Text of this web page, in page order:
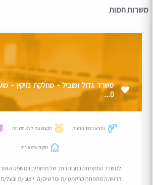
משרות חמות
משרד גדול ומוביל - מחלקת נזיקין -
0...
נמצא בחוד החנית מקצוענות ללא פשרות
מקום שהוא בית
למשרד המתמחה במגוון רחב של תחומים במשפט
דרוש/ה מתמחה כריזמטי/ת ומרשים/ה, ייצוגי/ת ובעל/ת